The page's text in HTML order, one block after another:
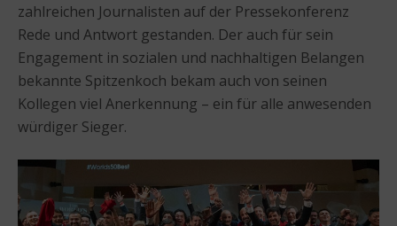
zahlreichen Journalisten auf der Pressekonferenz
Rede und Antwort gestanden. Der auch für sein
Engagement in sozialen und nachhaltigen Belangen
bekannte Spitzenkoch bekam auch von seinen
Kollegen viel Anerkennung – ein für alle anwesenden
würdiger Sieger.